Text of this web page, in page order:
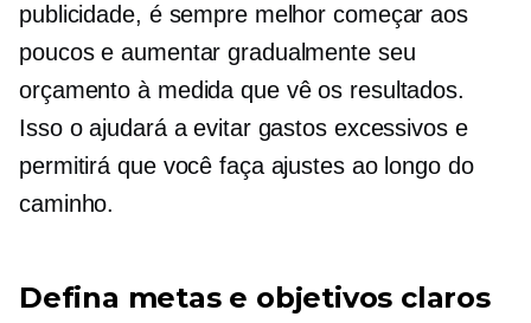
publicidade, é sempre melhor começar aos
poucos e aumentar gradualmente seu
orçamento à medida que vê os resultados.
Isso o ajudará a evitar gastos excessivos e
permitirá que você faça ajustes ao longo do
caminho.
Defina metas e objetivos claros